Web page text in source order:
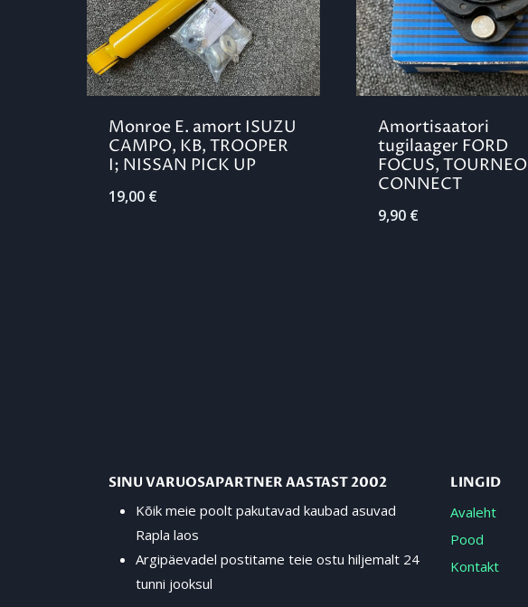
Monroe E. amort ISUZU
CAMPO, KB, TROOPER
I; NISSAN PICK UP
19,00 €
Amortisaatori
tugilaager FORD
FOCUS, TOURNEO
CONNECT
9,90 €
SINU VARUOSAPARTNER AASTAST 2002
Kõik meie poolt pakutavad kaubad asuvad
Rapla laos
Argipäevadel postitame teie ostu hiljemalt 24
tunni jooksul
LINGID
Avaleht
Pood
Kontakt